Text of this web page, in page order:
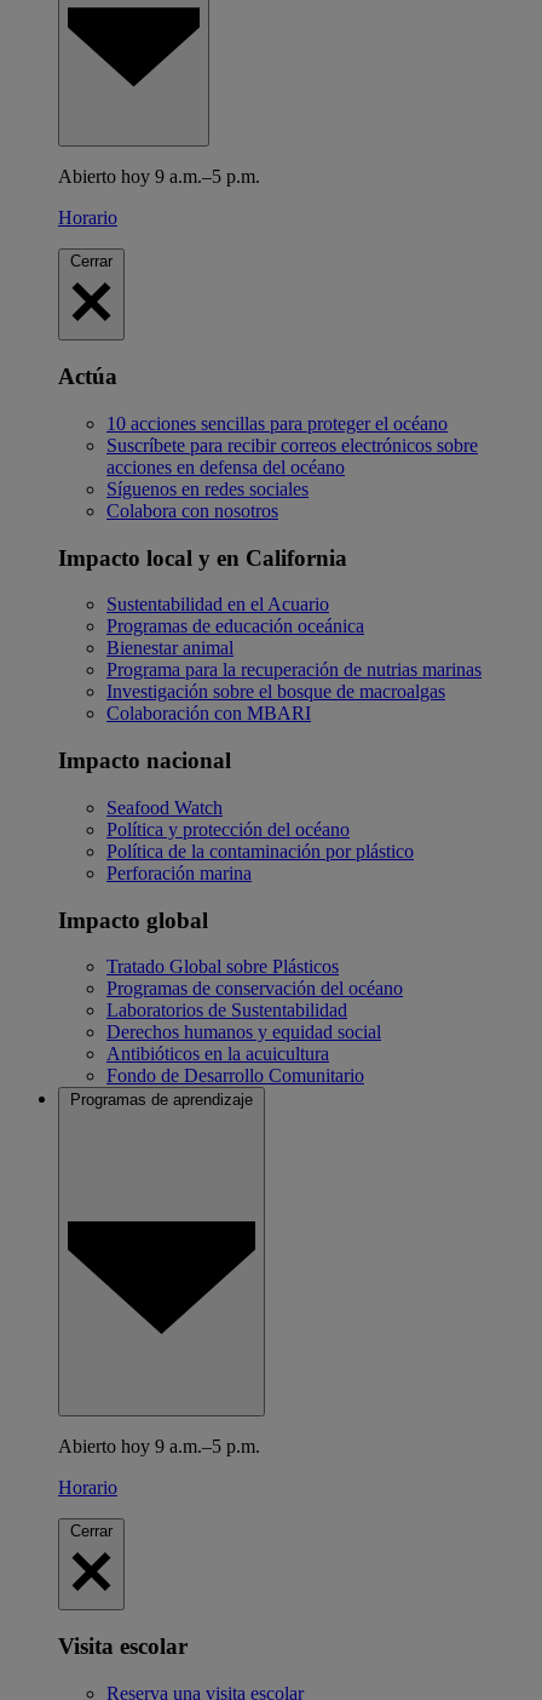
Abierto hoy 9 a.m.–5 p.m.
Horario
Cerrar
Actúa
10 acciones sencillas para proteger el océano
Suscríbete para recibir correos electrónicos sobre
acciones en defensa del océano
Síguenos en redes sociales
Colabora con nosotros
Impacto local y en California
Sustentabilidad en el Acuario
Programas de educación oceánica
Bienestar animal
Programa para la recuperación de nutrias marinas
Investigación sobre el bosque de macroalgas
Colaboración con MBARI
Impacto nacional
Seafood Watch
Política y protección del océano
Política de la contaminación por plástico
Perforación marina
Impacto global
Tratado Global sobre Plásticos
Programas de conservación del océano
Laboratorios de Sustentabilidad
Derechos humanos y equidad social
Antibióticos en la acuicultura
Fondo de Desarrollo Comunitario
Programas de aprendizaje
Abierto hoy 9 a.m.–5 p.m.
Horario
Cerrar
Visita escolar
Reserva una visita escolar